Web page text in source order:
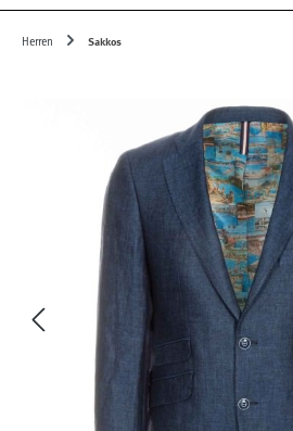
Herren Sakkos